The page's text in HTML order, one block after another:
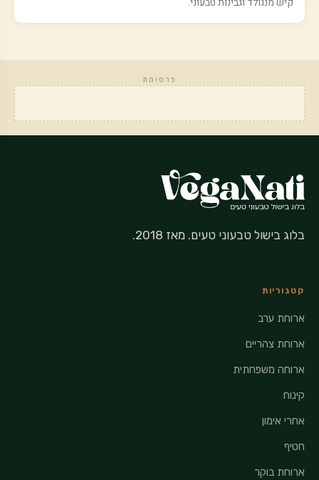
פרסומת
בלוג בישול טבעוני טעים. מאז 2018.
קטגוריות
ארוחת ערב
ארוחת צהריים
ארוחה משפחתית
קינוח
אחרי אימון
חטיף
ארוחת בוקר